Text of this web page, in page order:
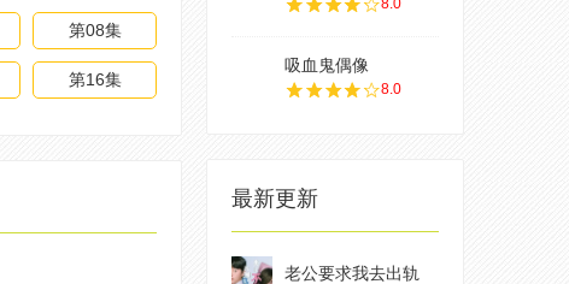
第08集
第16集
8.0
吸血鬼偶像
8.0
最新更新
老公要求我去出轨